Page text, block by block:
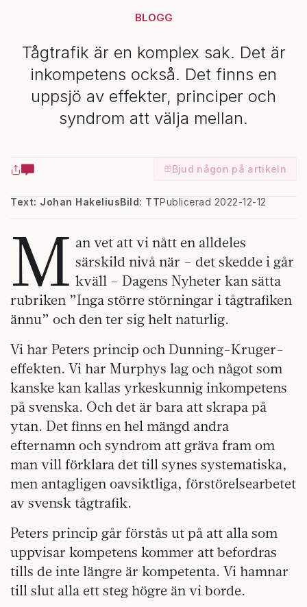
BLOGG
Tågtrafik är en komplex sak. Det är
inkompetens också. Det finns en
uppsjö av effekter, principer och
syndrom att välja mellan.
Bjud någon på artikeln
Text: Johan Hakelius Publicerad 2022-12-12
Bild: TT
M an vet att vi nått en alldeles
särskild nivå när – det skedde i går
kväll – Dagens Nyheter kan sätta
rubriken ”Inga större störningar i tågtrafiken
ännu” och den ter sig helt naturlig.
Vi har Peters princip och Dunning-Kruger-
effekten. Vi har Murphys lag och något som
kanske kan kallas yrkeskunnig inkompetens
på svenska. Och det är bara att skrapa på
ytan. Det finns en hel mängd andra
efternamn och syndrom att gräva fram om
man vill förklara det till synes systematiska,
men antagligen oavsiktliga, förstörelsearbetet
av svensk tågtrafik.
Peters princip går förstås ut på att alla som
uppvisar kompetens kommer att befordras
tills de inte längre är kompetenta. Vi hamnar
till slut alla ett steg högre än vi borde.